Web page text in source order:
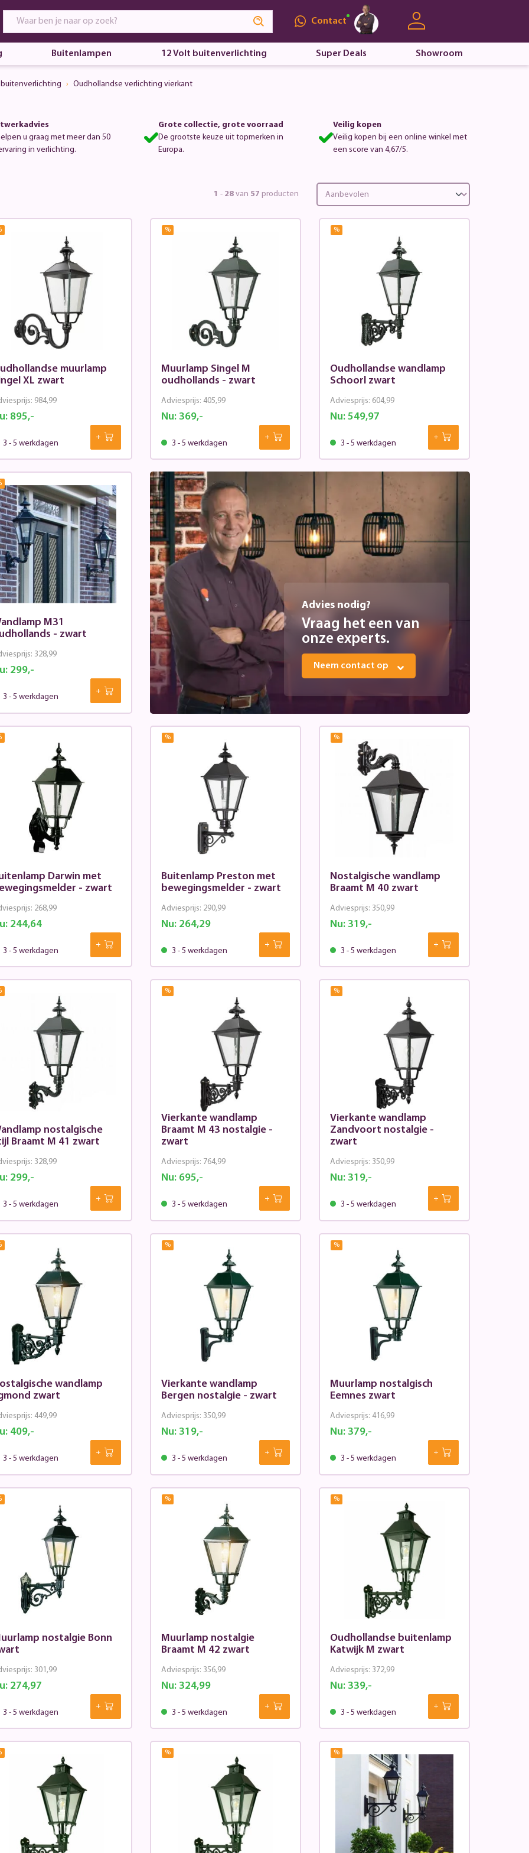
Contact
Buitenlampen 12 Volt buitenverlichting Super Deals Showroom
Oudhollandse verlichting vierkant
u graag met meer dan 50
in verlichting.
Grote collectie, grote voorraad
De grootste keuze uit topmerken in
Europa.
Veilig kopen
Veilig kopen bij een online winkel met
een score van 4,67/5.
1 - 28 van 57 producten
muurlamp
XL zwart
895,-
984,99
3 - 5 werkdagen
%
Muurlamp Singel M
oudhollands - zwart
Nu:369,-
Adviesprijs: 405,99
3 - 5 werkdagen
%
Oudhollandse wandlamp
Schoorl zwart
Nu:549,97
Adviesprijs: 604,99
3 - 5 werkdagen
M31
- zwart
299,-
328,99
3 - 5 werkdagen
Advies nodig?
Vraag het een van
onze experts.
Neem contact op
Darwin met
- zwart
244,64
268,99
3 - 5 werkdagen
%
Buitenlamp Preston met
bewegingsmelder - zwart
Nu:264,29
Adviesprijs: 290,99
3 - 5 werkdagen
%
Nostalgische wandlamp
Braamt M 40 zwart
Nu:319,-
Adviesprijs: 350,99
3 - 5 werkdagen
nostalgische
Braamt M 41 zwart
299,-
328,99
3 - 5 werkdagen
%
Vierkante wandlamp
Braamt M 43 nostalgie -
zwart
Nu:695,-
Adviesprijs: 764,99
3 - 5 werkdagen
%
Vierkante wandlamp
Zandvoort nostalgie -
zwart
Nu:319,-
Adviesprijs: 350,99
3 - 5 werkdagen
wandlamp
zwart
409,-
449,99
3 - 5 werkdagen
%
Vierkante wandlamp
Bergen nostalgie - zwart
Nu:319,-
Adviesprijs: 350,99
3 - 5 werkdagen
%
Muurlamp nostalgisch
Eemnes zwart
Nu:379,-
Adviesprijs: 416,99
3 - 5 werkdagen
nostalgie Bonn
274,97
301,99
3 - 5 werkdagen
%
Muurlamp nostalgie
Braamt M 42 zwart
Nu:324,99
Adviesprijs: 356,99
3 - 5 werkdagen
%
Oudhollandse buitenlamp
Katwijk M zwart
Nu:339,-
Adviesprijs: 372,99
3 - 5 werkdagen
% %